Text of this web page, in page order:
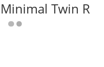
Minimal Twin R